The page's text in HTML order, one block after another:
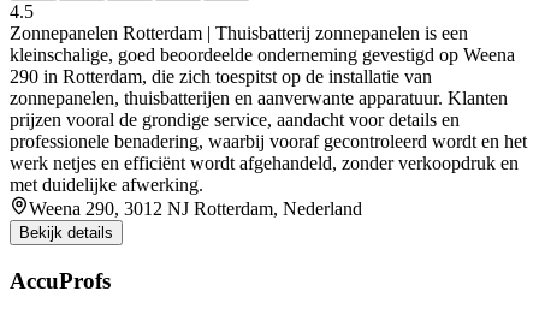
4.5
Zonnepanelen Rotterdam | Thuisbatterij zonnepanelen is een
kleinschalige, goed beoordeelde onderneming gevestigd op Weena
290 in Rotterdam, die zich toespitst op de installatie van
zonnepanelen, thuisbatterijen en aanverwante apparatuur. Klanten
prijzen vooral de grondige service, aandacht voor details en
professionele benadering, waarbij vooraf gecontroleerd wordt en het
werk netjes en efficiënt wordt afgehandeld, zonder verkoopdruk en
met duidelijke afwerking.
Weena 290, 3012 NJ Rotterdam, Nederland
Bekijk details
AccuProfs